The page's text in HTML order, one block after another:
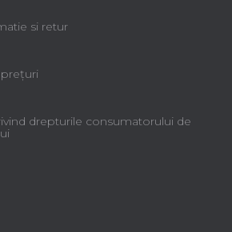
si retur
preţuri
drepturile consumatorului de